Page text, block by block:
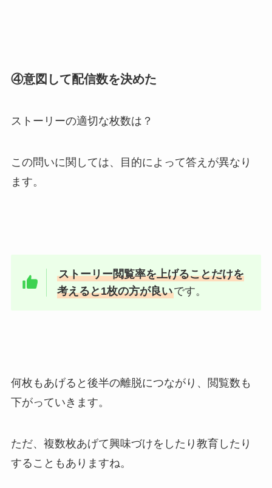
④意図して配信数を決めた
ストーリーの適切な枚数は？
この問いに関しては、目的によって答えが異なり
ます。
ストーリー閲覧率を上げることだけを
考えると1枚の方が良いです。
何枚もあげると後半の離脱につながり、閲覧数も
下がっていきます。
ただ、複数枚あげて興味づけをしたり教育したり
することもありますね。